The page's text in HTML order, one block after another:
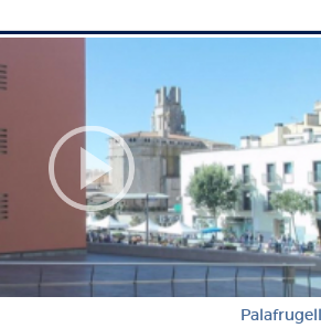
Palafrugell